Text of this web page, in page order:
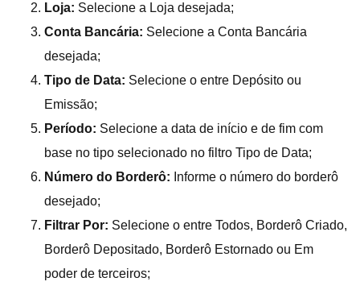
Loja: Selecione a Loja desejada;
Conta Bancária: Selecione a Conta Bancária
desejada;
Tipo de Data: Selecione o entre Depósito ou
Emissão;
Período: Selecione a data de início e de fim com
base no tipo selecionado no filtro Tipo de Data;
Número do Borderô: Informe o número do borderô
desejado;
Filtrar Por: Selecione o entre Todos, Borderô Criado,
Borderô Depositado, Borderô Estornado ou Em
poder de terceiros;